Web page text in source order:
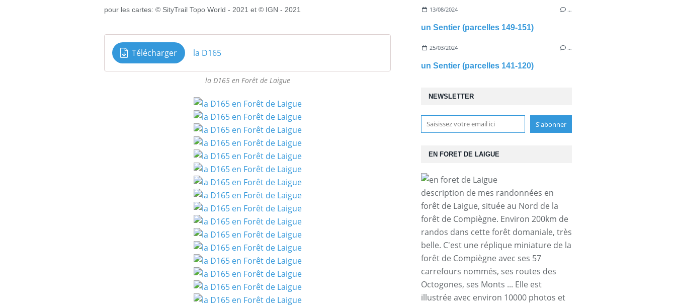
pour les cartes: © SityTrail Topo World - 2021 et © IGN - 2021
Télécharger la D165
la D165 en Forêt de Laigue
NEWSLETTER
EN FORET DE LAIGUE
description de mes randonnées en
forêt de Laigue, située au Nord de la
forêt de Compiègne. Environ 200km de
randos dans cette forêt domaniale, très
belle. C'est une réplique miniature de la
forêt de Compiègne avec ses 57
carrefours nommés, ses routes des
Octogones, ses Monts ... Elle est
illustrée avec environ 10000 photos et
13/08/2024 …
un Sentier (parcelles 149-151)
25/03/2024 …
un Sentier (parcelles 141-120)